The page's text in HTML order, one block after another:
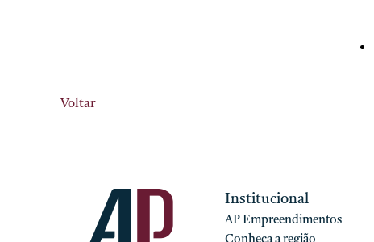
Voltar
Institucional
AP Empreendimentos